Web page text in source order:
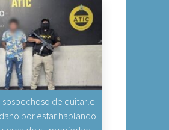
sospechoso de quitarle
por estar hablando